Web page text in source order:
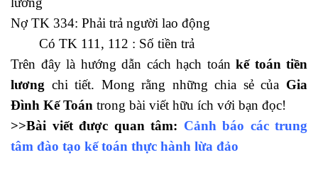
Nợ TK 334: Phải trả người lao động
Có TK 111, 112 : Số tiền trả
Trên đây là hướng dẫn cách hạch toán kế toán tiền
lương chi tiết. Mong rằng những chia sẻ của Gia
Đình Kế Toán trong bài viết hữu ích với bạn đọc!
>>Bài viết được quan tâm: Cảnh báo các trung
tâm đào tạo kế toán thực hành lừa đảo